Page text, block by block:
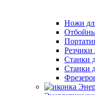
Ножи
Станки
Станки